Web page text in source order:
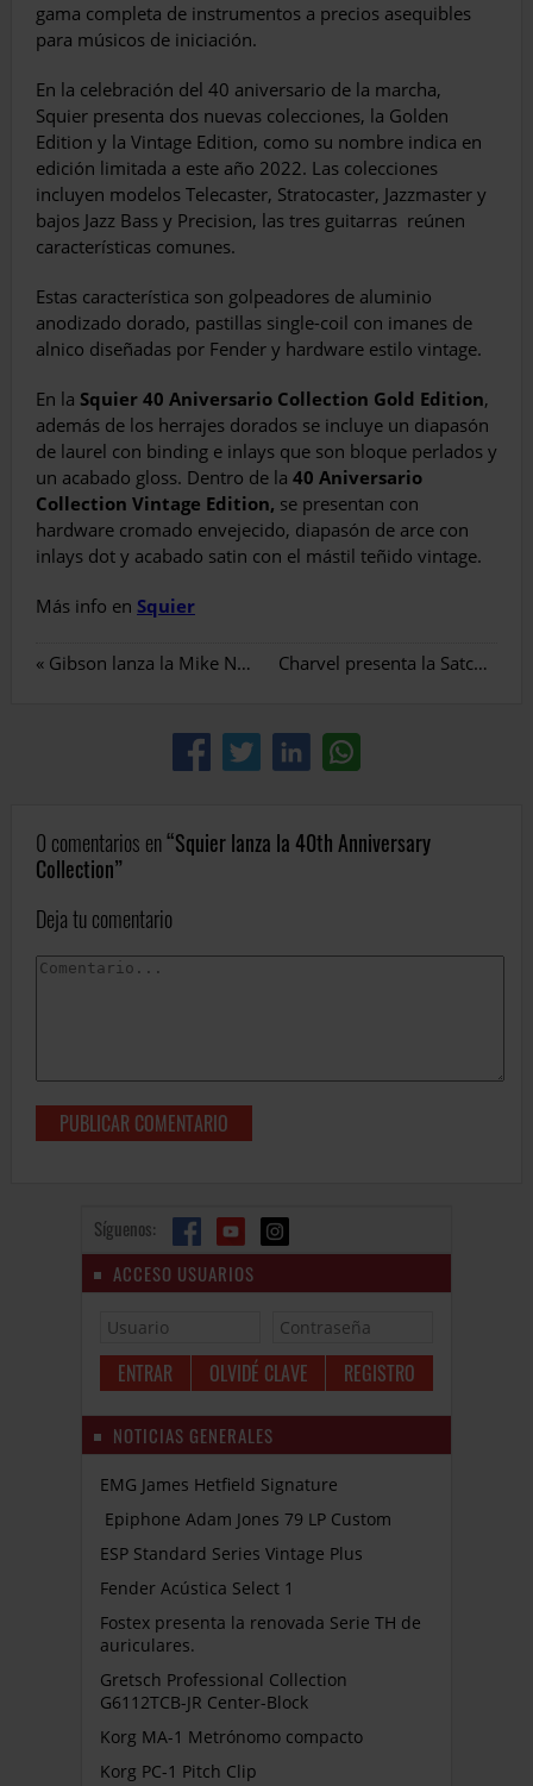
gama completa de instrumentos a precios asequibles
para músicos de iniciación.
En la celebración del 40 aniversario de la marcha,
Squier presenta dos nuevas colecciones, la Golden
Edition y la Vintage Edition, como su nombre indica en
edición limitada a este año 2022. Las colecciones
incluyen modelos Telecaster, Stratocaster, Jazzmaster y
bajos Jazz Bass y Precision, las tres guitarras reúnen
características comunes.
Estas característica son golpeadores de aluminio
anodizado dorado, pastillas single-coil con imanes de
alnico diseñadas por Fender y hardware estilo vintage.
En la Squier 40 Aniversario Collection Gold Edition,
además de los herrajes dorados se incluye un diapasón
de laurel con binding e inlays que son bloque perlados y
un acabado gloss. Dentro de la 40 Aniversario
Collection Vintage Edition, se presentan con
hardware cromado envejecido, diapasón de arce con
inlays dot y acabado satin con el mástil teñido vintage.
Más info en Squier
« Gibson lanza la Mike Ness 1976 Les Paul Deluxe Charvel presenta la Satchel Signature Pro-Mod DK22
0 comentarios en Squier lanza la 40th Anniversary
Collection
Deja tu comentario
Síguenos:
ACCESO USUARIOS
OLVIDÉ CLAVE REGISTRO
NOTICIAS GENERALES
EMG James Hetfield Signature
Epiphone Adam Jones 79 LP Custom
ESP Standard Series Vintage Plus
Fender Acústica Select 1
Fostex presenta la renovada Serie TH de
auriculares.
Gretsch Professional Collection
G6112TCB-JR Center-Block
Korg MA-1 Metrónomo compacto
Korg PC-1 Pitch Clip